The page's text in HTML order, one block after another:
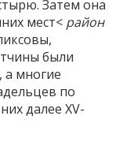
Затем она
мест< район
были
многие
по
далее XV-